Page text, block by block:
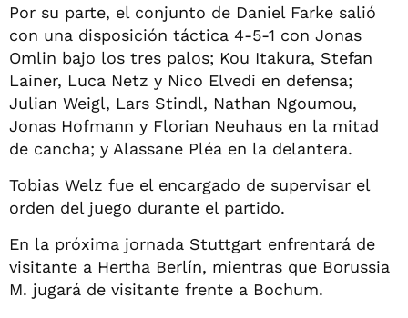
Por su parte, el conjunto de Daniel Farke salió
con una disposición táctica 4-5-1 con Jonas
Omlin bajo los tres palos; Kou Itakura, Stefan
Lainer, Luca Netz y Nico Elvedi en defensa;
Julian Weigl, Lars Stindl, Nathan Ngoumou,
Jonas Hofmann y Florian Neuhaus en la mitad
de cancha; y Alassane Pléa en la delantera.
Tobias Welz fue el encargado de supervisar el
orden del juego durante el partido.
En la próxima jornada Stuttgart enfrentará de
visitante a Hertha Berlín, mientras que Borussia
M. jugará de visitante frente a Bochum.